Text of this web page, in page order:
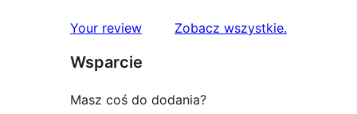
Your review Zobacz wszystkierecenzje
.
Wsparcie
Masz coś do dodania?